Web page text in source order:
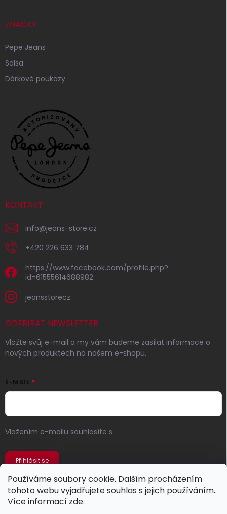
Používáme soubory cookie. Dalším procházením
tohoto webu vyjadřujete souhlas s jejich používáním..
Více informací zde.
ZNAČKY
Pepe Jeans
Salsa
Dárkové poukazy
KONTAKT
info@jeans-store.cz
+420 226 633 784
https://www.facebook.com/profile.php?
id=61555614688982
jeansstorecz
ODEBÍRAT NEWSLETTER
Vložte svůj e-mail a my vám budeme zasílat informace o
nových produktech na našem e-shopu.
E-MAIL
Vložením e-mailu souhlasíte s
Přihlásit se